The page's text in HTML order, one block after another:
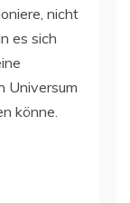
nicht
es sich
Universum
könne.